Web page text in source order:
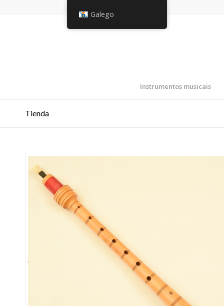
Instrumentos musicais
Tienda
Galego